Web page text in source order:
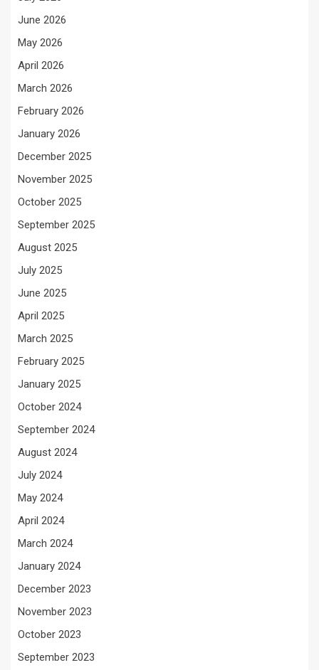
June 2026
May 2026
April 2026
March 2026
February 2026
January 2026
December 2025
November 2025
October 2025
September 2025
August 2025
July 2025
June 2025
April 2025
March 2025
February 2025
January 2025
October 2024
September 2024
August 2024
July 2024
May 2024
April 2024
March 2024
January 2024
December 2023
November 2023
October 2023
September 2023